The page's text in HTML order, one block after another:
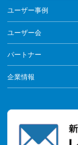
ユーザー事例
ユーザー会
パートナー
企業情報